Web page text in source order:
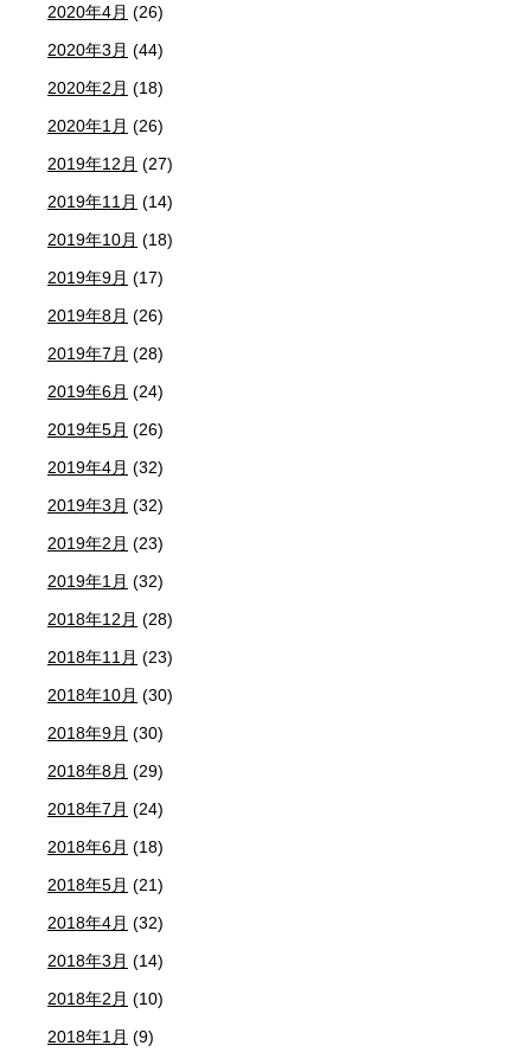
2020年4月 (26)
2020年3月 (44)
2020年2月 (18)
2020年1月 (26)
2019年12月 (27)
2019年11月 (14)
2019年10月 (18)
2019年9月 (17)
2019年8月 (26)
2019年7月 (28)
2019年6月 (24)
2019年5月 (26)
2019年4月 (32)
2019年3月 (32)
2019年2月 (23)
2019年1月 (32)
2018年12月 (28)
2018年11月 (23)
2018年10月 (30)
2018年9月 (30)
2018年8月 (29)
2018年7月 (24)
2018年6月 (18)
2018年5月 (21)
2018年4月 (32)
2018年3月 (14)
2018年2月 (10)
2018年1月 (9)